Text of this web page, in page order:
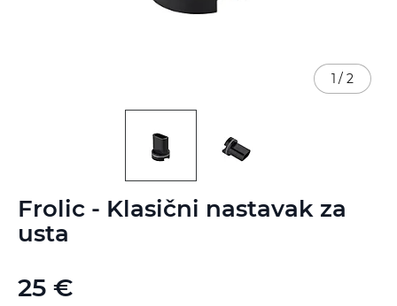
Frolic - Klasični nastavak za
usta
25 €
1 / 2
to
the
beginning
the
images